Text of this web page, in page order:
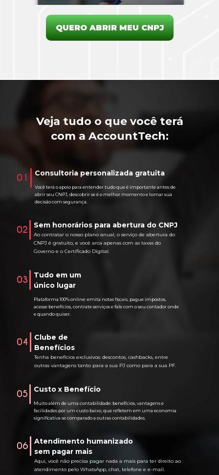
QUERO ABRIR MEU CNPJ
Veja tudo o que você terá
com a AccountTech:
01 Consultoria personalizada gratuita
Você terá o apoio para entender tudo que é importante antes de
abrir seu CNPJ, descobrir se é o melhor momento e tomar sua
decisão com segurança.
02 Sem honorários para abertura do CNPJ
Ao contratar o nosso plano anual, o serviço de abertura do
CNPJ é gratuito, e você arca apenas com as taxas do
Governo e o Certificado Digital.
03
Tudo em um
único lugar
Plataforma 100% online: emita notas fiscais, pague impostos,
acesse benefícios, contrate serviços e fale com o seu contador onde
e quando quiser.
04
Clube de
Benefícios
Tenha benefícios exclusivos: descontos, cashbacks, entre
outras vantagens tanto para a sua PJ como para a sua PF.
05 Custo x Benefício
Muito além de uma contabilidade: benefícios, vantagens e
facilidades por um custo baixo, que refletem em uma economia
significativa se comparado a outras contabilidades.
06
Atendimento humanizado
sem pagar mais
Aqui, você não precisa pagar nada a mais para ter direito ao
atendimento pelo WhatsApp, chat, telefone e e-mail.